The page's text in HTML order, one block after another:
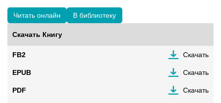
Читать онлайн В библиотеку
Скачать Книгу
FB2 Скачать
EPUB Скачать
PDF Скачать